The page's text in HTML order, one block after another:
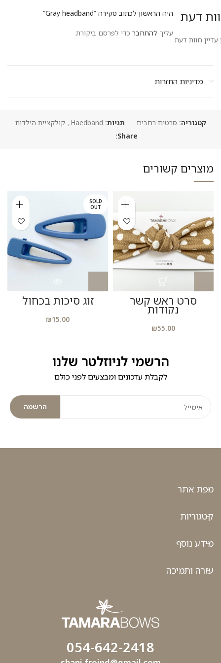
דעת
עדיין חוות דעת.
היה הראשון לכתוב סקירה “Gray headband”
עליך להתחבר כדי לפרסם ביקורת.
מדיניות החזרות
קטגוריה: סרטים רחבים תגיות: Haedband
, קולקציית הילדות
Share:
מוצרים קשורים
סרט ראש קשר
נקודות
₪55.00
SOLD
OUT
זוג סיכות בכחול
₪15.00
הרשמי לניוזלטר שלנו
לקבלת עדכונים ומבצעים לפני כולם
הרשמה
מפת אתר
קטגוריות
מידע נוסף
עזרה ותמיכה
054-642-2418